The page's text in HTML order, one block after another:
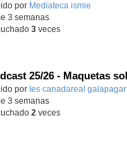
por Mediateca ismie
3 semanas
3veces
por Ies canadareal galapagar-
3 semanas
2 veces